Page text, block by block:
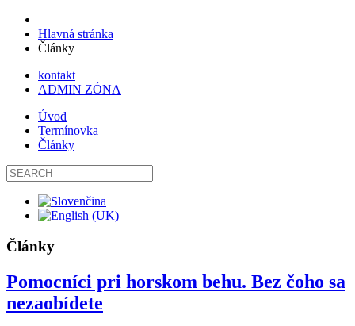
Hlavná stránka
Články
kontakt
ADMIN ZÓNA
Úvod
Termínovka
Články
Články
Pomocníci pri horskom behu. Bez čoho sa
nezaobídete